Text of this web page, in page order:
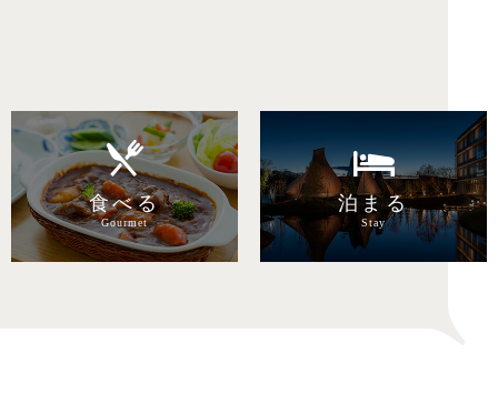
食べる
Gourmet
泊まる
Stay